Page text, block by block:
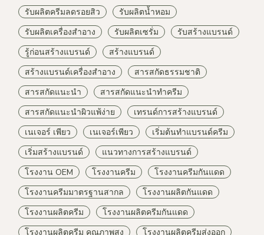
รับผลิตครีมลดรอยสิว
รับผลิตน้ำหอม
รับผลิตเครื่องสำอาง
รับผลิตเซรั่ม
รับสร้างแบรนด์
รู้ก่อนสร้างแบรนด์
สร้างแบรนด์
สร้างแบรนด์เครื่องสำอาง
สารสกัดธรรมชาติ
สารสกัดแนะนำ
สารสกัดแนะนำทำครีม
สารสกัดแนะนำผิวแพ้ง่าย
เทรนด์การสร้างแบรนด์
เนเจอร์ เพียว
เนเจอร์เพียว
เริ่มต้นทำแบรนด์ครีม
เริ่มสร้างแบรนด์
แนวทางการสร้างแบรนด์
โรงงาน OEM
โรงงานครีม
โรงงานครีมกันแดด
โรงงานครีมมาตรฐานสากล
โรงงานผลิตกันแดด
โรงงานผลิตครีม
โรงงานผลิตครีมกันแดด
โรงงานผลิตครีม คุณภาพสูง
โรงงานผลิตครีมส่งออก